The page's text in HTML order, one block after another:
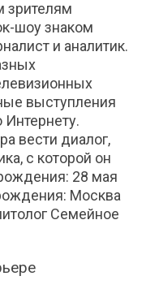
зрителям
шоу знаком
и аналитик.
выступления
Интернету.
вести диалог,
с которой он
28 мая
Москва
Семейное